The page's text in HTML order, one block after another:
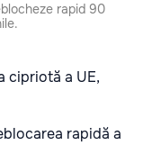
rapid 90
cipriotă a UE,
rapidă a